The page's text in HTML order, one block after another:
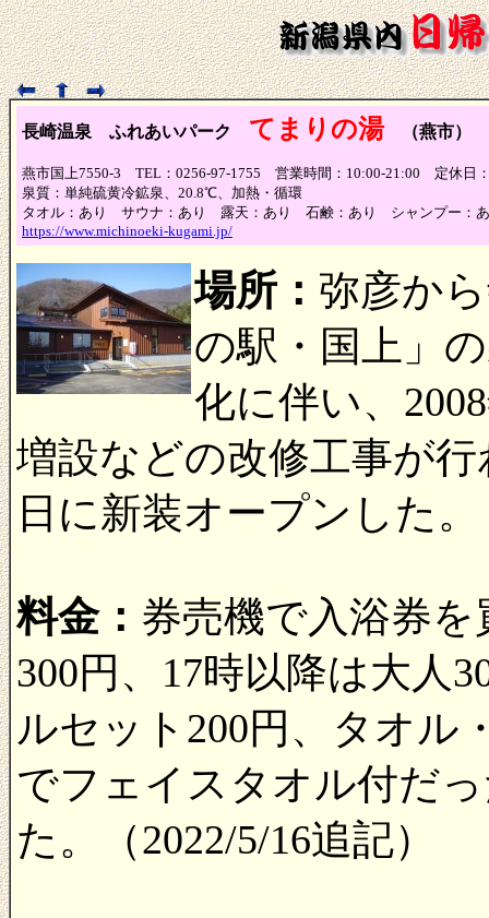
長崎温泉 ふれあいパーク てまりの湯（燕市）
燕市国上7550-3 TEL：0256-97-1755 営業時間：10:00-21:00 定休日
泉質：単純硫黄冷鉱泉、20.8℃、加熱・循環
タオル：あり サウナ：あり 露天：あり 石鹸：あり シャンプー：
https://www.michinoeki-kugami.jp/
場所： 弥彦か
の駅・国上」
化に伴い、
増設などの改修工事が行
日に新装オープンした。
料金： 券売機で入浴券を
300円、17時以降は大人
ルセット200円、タオル
でフェイスタオル付だ
た。（2022/5/16追記）